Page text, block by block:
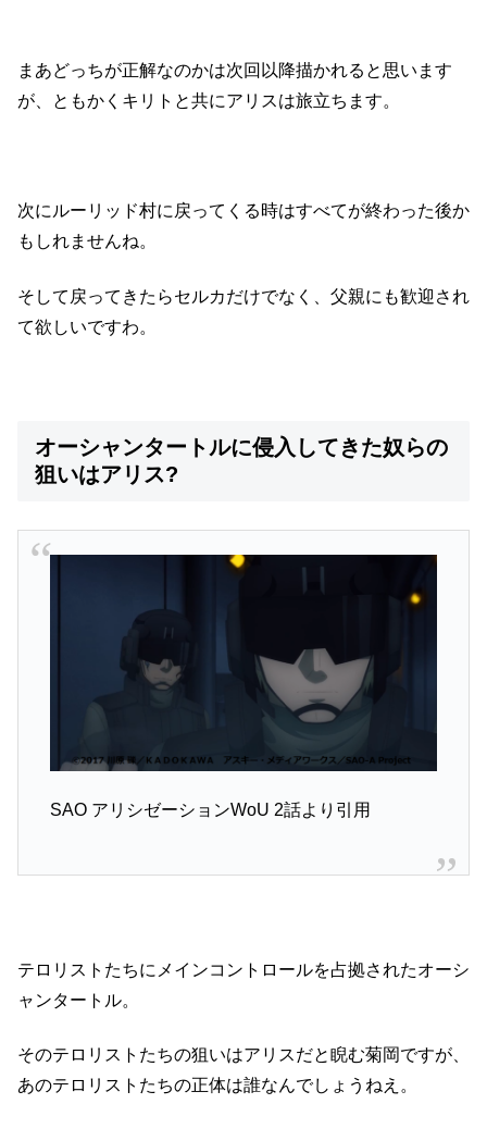
まあどっちが正解なのかは次回以降描かれると思います
が、ともかくキリトと共にアリスは旅立ちます。
次にルーリッド村に戻ってくる時はすべてが終わった後か
もしれませんね。
そして戻ってきたらセルカだけでなく、父親にも歓迎され
て欲しいですわ。
オーシャンタートルに侵入してきた奴らの
狙いはアリス?
SAO アリシゼーションWoU 2話より引用
テロリストたちにメインコントロールを占拠されたオーシ
ャンタートル。
そのテロリストたちの狙いはアリスだと睨む菊岡ですが、
あのテロリストたちの正体は誰なんでしょうねえ。